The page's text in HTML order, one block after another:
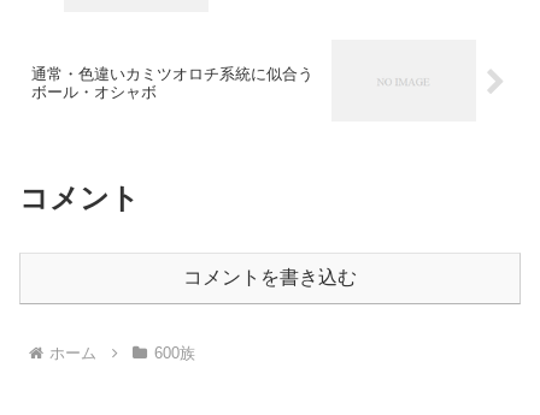
通常・色違いカミツオロチ系統に似合う
ボール・オシャボ
コメント
コメントを書き込む
ホーム 600族